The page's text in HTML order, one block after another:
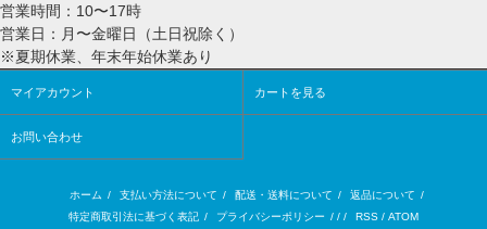
営業時間：10〜17時
営業日：月〜金曜日（土日祝除く）
※夏期休業、年末年始休業あり
マイアカウント カートを見る
お問い合わせ
ホーム / 支払い方法について / 配送・送料について / 返品について /
特定商取引法に基づく表記 / プライバシーポリシー / / / RSS / ATOM